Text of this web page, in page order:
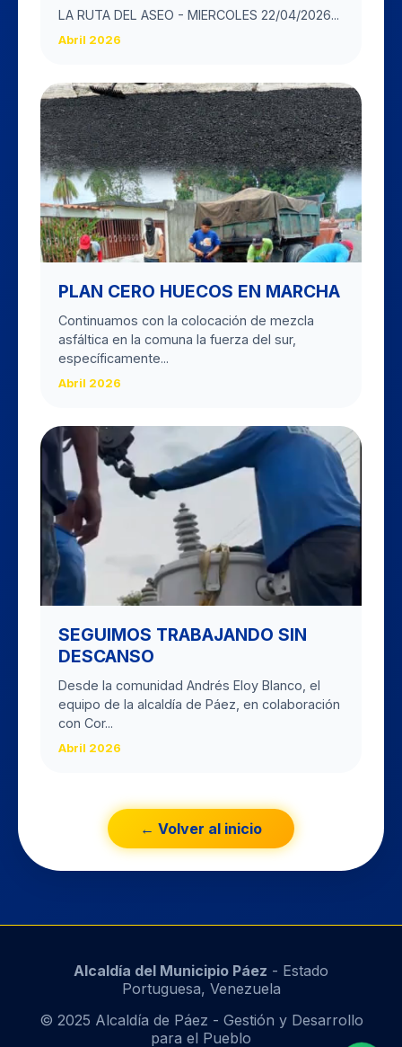
LA RUTA DEL ASEO - MIERCOLES 22/04/2026...
Abril 2026
PLAN CERO HUECOS EN MARCHA
Continuamos con la colocación de mezcla
asfáltica en la comuna la fuerza del sur,
específicamente...
Abril 2026
SEGUIMOS TRABAJANDO SIN
DESCANSO
Desde la comunidad Andrés Eloy Blanco, el
equipo de la alcaldía de Páez, en colaboración
con Cor...
Abril 2026
← Volver al inicio
Alcaldía del Municipio Páez - Estado
Portuguesa, Venezuela
© 2025 Alcaldía de Páez - Gestión y Desarrollo
para el Pueblo